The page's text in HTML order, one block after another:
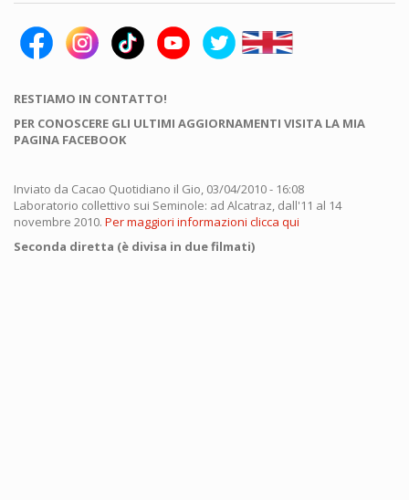
RESTIAMO IN CONTATTO!
PER CONOSCERE GLI ULTIMI AGGIORNAMENTI VISITA LA MIA
PAGINA FACEBOOK
Inviato da Cacao Quotidiano il Gio, 03/04/2010 - 16:08
Laboratorio collettivo sui Seminole: ad Alcatraz, dall'11 al 14
novembre 2010. Per maggiori informazioni clicca qui
Seconda diretta (è divisa in due filmati)